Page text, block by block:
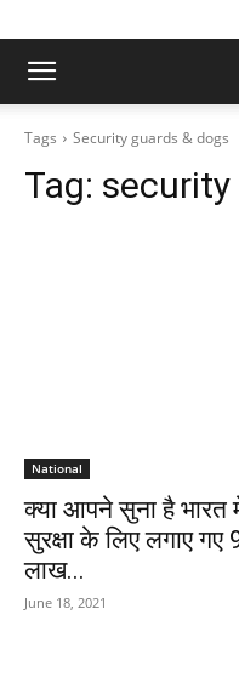
Tags Security guards & dogs
Tag: security
National
क्या आपने सुना है
सुरक्षा के लिए लगाए
लाख...
June 18, 2021